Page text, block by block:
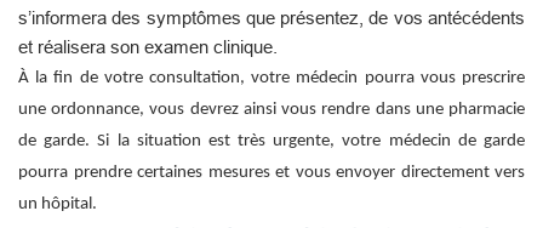
s’informera des symptômes que présentez, de vos antécédents
et réalisera son examen clinique.
À la fin de votre consultation, votre médecin pourra vous prescrire
une ordonnance, vous devrez ainsi vous rendre dans une pharmacie
de garde. Si la situation est très urgente, votre médecin de garde
pourra prendre certaines mesures et vous envoyer directement vers
un hôpital.